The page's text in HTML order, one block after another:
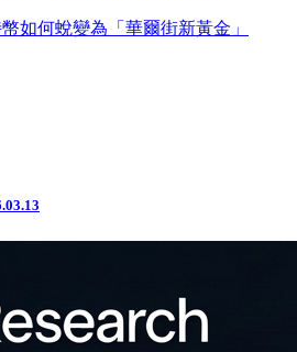
如何蛻變為「華爾街新黃金」